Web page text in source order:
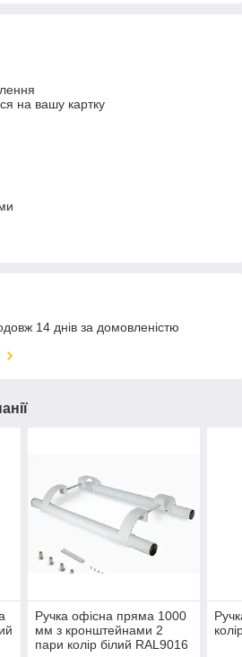
на вашу картку
14 днів за домовленістю
Ручка офісна пряма 1000
мм з кронштейнами 2
пари колір білий RAL9016